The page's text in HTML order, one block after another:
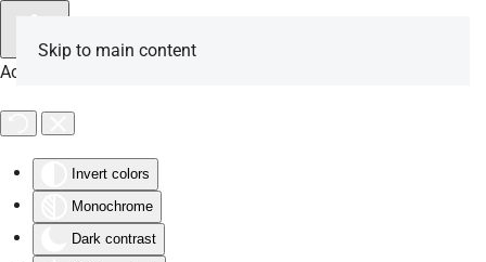
Accessibility Tools
Invert colors
Monochrome
Dark contrast
Skip to main content